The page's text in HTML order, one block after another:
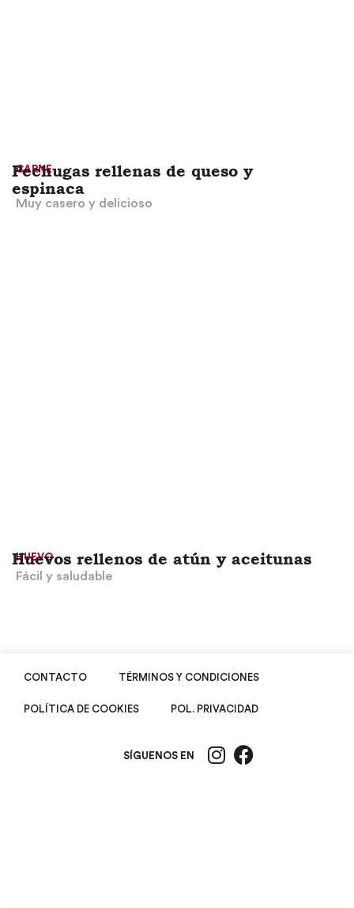
CARNE
Pechugas rellenas de queso y
espinaca
Muy casero y delicioso
HUEVO
Huevos rellenos de atún y aceitunas
Fácil y saludable
CONTACTO TÉRMINOS Y CONDICIONES
POLÍTICA DE COOKIES POL. PRIVACIDAD
SÍGUENOS EN